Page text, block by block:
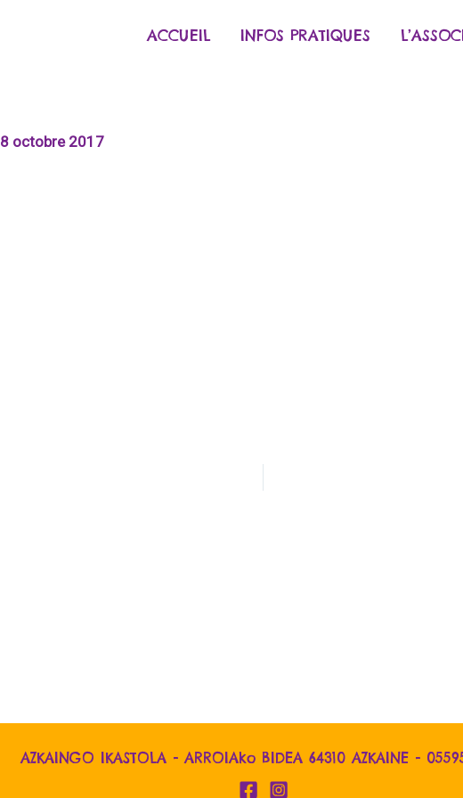
ACCUEIL INFOS PRATIQUES
8 octobre 2017
AZKAINGO IKASTOLA - ARROIAko BIDEA 64310 AZKAINE -